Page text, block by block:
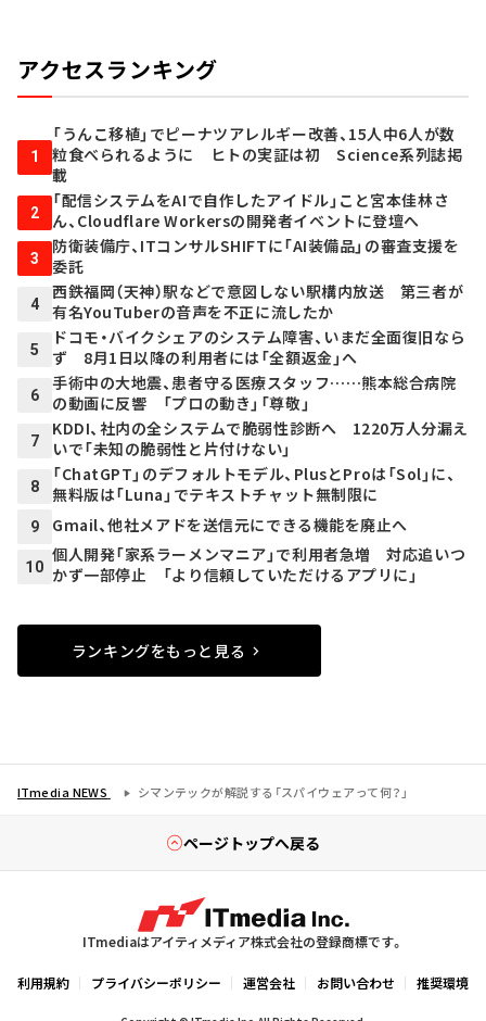
アクセスランキング
1
「うんこ移植」でピーナツアレルギー改善、15人中6人が数
粒食べられるように ヒトの実証は初 Science系列誌掲
載
2
「配信システムをAIで自作したアイドル」こと宮本佳林さ
ん、Cloudflare Workersの開発者イベントに登壇へ
3
防衛装備庁、ITコンサルSHIFTに「AI装備品」の審査支援を
委託
4
西鉄福岡（天神）駅などで意図しない駅構内放送 第三者が
有名YouTuberの音声を不正に流したか
5
ドコモ・バイクシェアのシステム障害、いまだ全面復旧なら
ず 8月1日以降の利用者には「全額返金」へ
6
手術中の大地震、患者守る医療スタッフ……熊本総合病院
の動画に反響 「プロの動き」「尊敬」
7
KDDI、社内の全システムで脆弱性診断へ 1220万人分漏え
いで「未知の脆弱性と片付けない」
8
「ChatGPT」のデフォルトモデル、PlusとProは「Sol」に、
無料版は「Luna」でテキストチャット無制限に
9 Gmail、他社メアドを送信元にできる機能を廃止へ
10
個人開発「家系ラーメンマニア」で利用者急増 対応追いつ
かず一部停止 「より信頼していただけるアプリに」
ランキングをもっと見る
ITmedia NEWS シマンテックが解説する「スパイウェアって何？」
ページトップへ戻る
ITmediaはアイティメディア株式会社の登録商標です。
利用規約 プライバシーポリシー 運営会社 お問い合わせ 推奨環境